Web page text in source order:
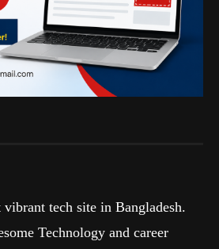
vibrant tech site in Bangladesh.
Technology and career